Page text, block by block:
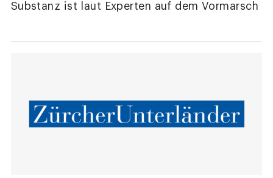
Substanz ist laut Experten auf dem Vormarsch